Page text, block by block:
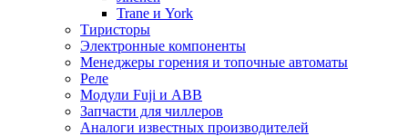
Trane и York
Тиристоры
Электронные компоненты
Менеджеры горения и топочные автоматы
Реле
Модули Fuji и ABB
Запчасти для чиллеров
Аналоги известных производителей